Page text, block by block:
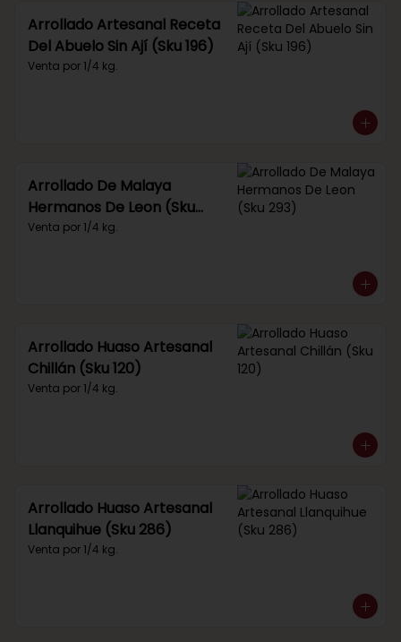
Arrollado Artesanal Receta
Del Abuelo Sin Ají (Sku 196)
Venta por 1/4 kg.
Arrollado De Malaya
Hermanos De Leon (Sku
293)
Venta por 1/4 kg.
Arrollado Huaso Artesanal
Chillán (Sku 120)
Venta por 1/4 kg.
Arrollado Huaso Artesanal
Llanquihue (Sku 286)
Venta por 1/4 kg.